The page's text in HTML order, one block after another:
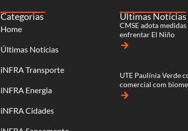
Categorias
Home
Últimas Notícias
iNFRA Transporte
iNFRA Energia
iNFRA Cidades
Últimas Notícias
CMSE adota
enfrentar El Niño
arrow_forward
UTE Paulínia Verde
comercial com
arrow_forward